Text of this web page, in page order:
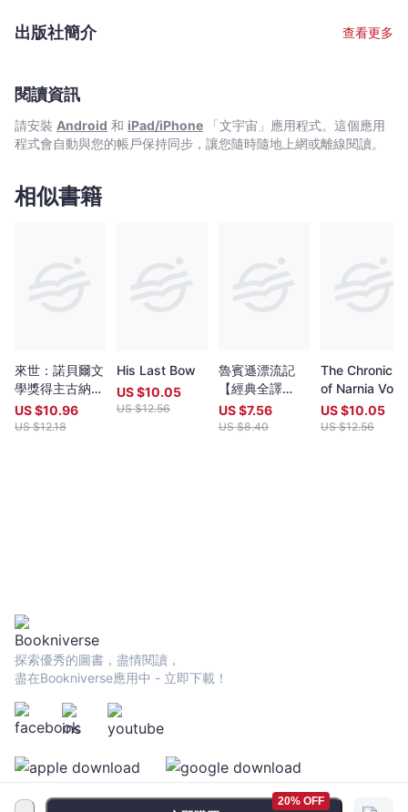
宇
｜
Bookniverse
出版社簡介 查看更多
閱讀資訊
請安裝 Android 和 iPad/iPhone 「文宇宙」應用程式。這個應用
程式會自動與您的帳戶保持同步，讓您隨時隨地上網或離線閱讀。
相似書籍
來世：諾貝爾文
學獎得主古納最
新史詩級巨作，
特別收錄諾貝爾
US $10.96
US $12.18
His Last Bow
US $10.05
US $12.56
魯賓遜漂流記
【經典全譯
本】：英國文學
史上第一部長篇
US $7.56
US $8.40
The
of Narnia Vol
III: The
of the Dawn
US $10.05
US $12.56
20% OFF
探索優秀的圖書，盡情閱讀，
盡在Bookniverse應用中 - 立即下載！